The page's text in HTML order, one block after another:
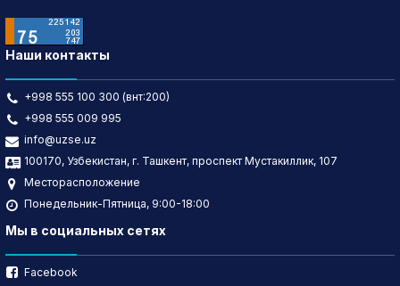
Наши контакты
+998 555 100 300 (внт:200)
+998 555 009 995
info@uzse.uz
100170, Узбекистан, г. Ташкент, проспект Мустакиллик, 107
Месторасположение
Понедельник-Пятница, 9:00-18:00
Мы в социальных сетях
Facebook